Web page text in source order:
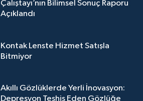
Çalıştayı’nın Bilimsel Sonuç Raporu
Açıklandı
Kontak Lenste Hizmet Satışla
Bitmiyor
Akıllı Gözlüklerde Yerli İnovasyon:
Depresyon Teşhis Eden Gözlüğe